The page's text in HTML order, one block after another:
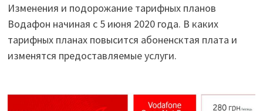
Изменения и подорожание тарифных планов
Водафон начиная с 5 июня 2020 года. В каких
тарифных планах повысится абоненсктая плата и
изменятся предоставляемые услуги.